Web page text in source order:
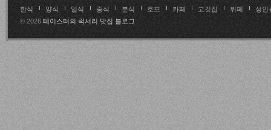
한식 양식 일식 중식 분식 호프 카페 고깃집 뷔페
성인
© 2026 테이스터의 럭셔리 맛집 블로그